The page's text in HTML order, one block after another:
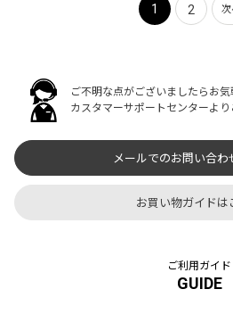
1 2 次
ご不明な点がございましたらお気
カスタマーサポートセンターより
メールでのお問い合わ
お買い物ガイドは
ご利用ガイド
GUIDE